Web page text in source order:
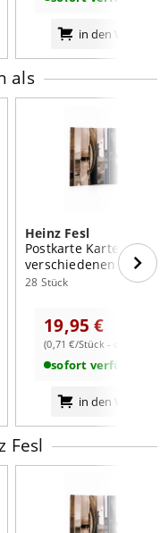
von Heinz Fesl
in den
als
Heinz Fesl
Postkarte Kartenset
verschiedenen
28 Stück
19,95 €
(0,71 €/Stück - ohne
sofort verfügbar
in den
Fesl